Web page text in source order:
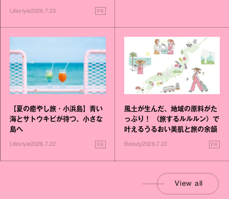
Lifestyle2026.7.23 PR
【夏の癒やし旅・小浜島】青い
海とサトウキビが待つ、小さな
島へ
Lifestyle2026.7.22 PR
風土が生んだ、地域の原料がた
っぷり！ 〈旅するルルルン〉で
叶えるうるおい美肌と旅の余韻
Beauty2026.7.22 PR
View all